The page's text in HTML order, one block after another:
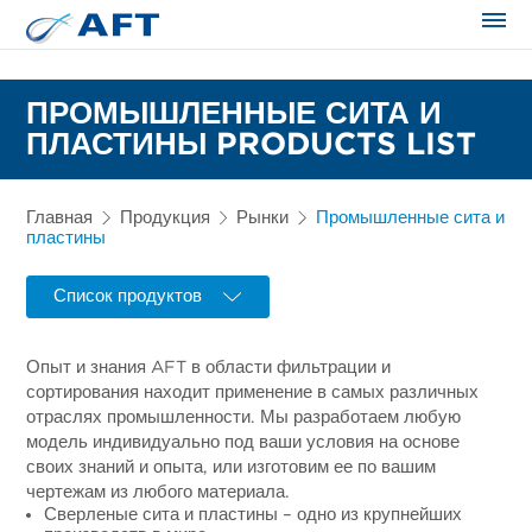
ПРОМЫШЛЕННЫЕ СИТА И
ПЛАСТИНЫ PRODUCTS LIST
Главная Продукция Рынки
Промышленные сита и
пластины
Список продуктов
Опыт и знания AFT в области фильтрации и
сортирования находит применение в самых различных
отраслях промышленности. Мы разработаем любую
модель индивидуально под ваши условия на основе
своих знаний и опыта, или изготовим ее по вашим
чертежам из любого материала.
Сверленые сита и пластины – одно из крупнейших